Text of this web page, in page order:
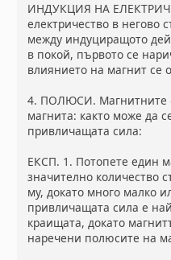
ИНДУКЦИЯ НА
електричество в негово
между индуциращото
в покой, първото се
влиянието на магнит се
4. ПОЛЮСИ. Магнитните
магнита: както може да
привличащата сила:
ЕКСП. 1. Потопете един
значително количество
му, докато много малко
привличащата сила е
краищата, докато
наречени полюсите на